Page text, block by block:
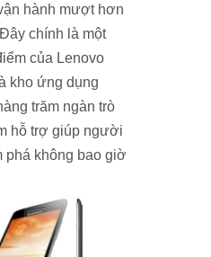
hành mượt hơn
chính là một
của Lenovo
kho ứng dụng
trăm ngàn trò
hỗ trợ giúp người
phá không bao giờ